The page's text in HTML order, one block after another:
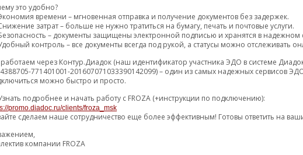
1948.91 р. 6 (7) дн
2 2056.45 р. 6 (7) дн
2 2103.01 р. 5 (6) дн
1 2200.72 р.
2 2220.43 р. 4 (6) дн
это удобно?
времени – мгновенная отправка и получение документов без задержек.
затрат – больше не нужно тратиться на бумагу, печать и почтовые услуги.
– документы защищены электронной подписью и хранятся в надежном
контроль – все документы всегда под рукой, а статусы можно отслеживать
через Контур.Диадок (наш идентификатор участника ЭДО в системе
771401001-201607071033390142099) – один из самых надежных сервисов
можно быстро и просто.
подробнее и начать работу с FROZA (+инструкции по подключению):
promo.diadoc.ru/clients/froza_msk
сделаем наше сотрудничество еще более эффективным! Готовы ответить на
компании FROZA